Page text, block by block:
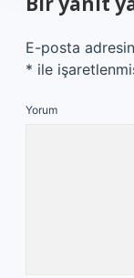
E-posta
* ile
Yorum